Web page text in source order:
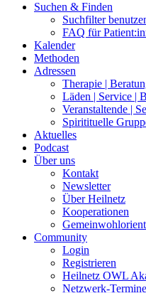
Suchen & Finden
Suchfilter
FAQ für
Kalender
Methoden
Adressen
Therapie |
Läden | Service |
Veranstaltende |
Spiritituelle
Aktuelles
Podcast
Über uns
Kontakt
Newsletter
Über Heilnetz
Kooperationen
Community
Login
Registrieren
Heilnetz OWL
Netzwerk-